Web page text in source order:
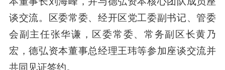
谈交流。区委常委、经开区党工委副书记、管委
会副主任张华谦，区委常委、常务副区长黄乃
宏，德弘资本董事总经理王玮等参加座谈交流并
共同见证签约。